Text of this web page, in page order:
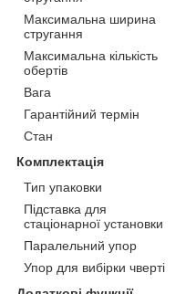
Максимальна ширина
стругання
Максимальна кількість
обертів
Вага
Гарантійний термін
Стан
Комплектація
Тип упаковки
Підставка для
стаціонарної установки
Паралельний упор
Упор для вибірки чверті